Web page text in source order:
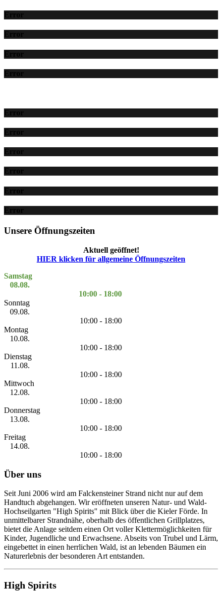
Error
Error
Error
Error
Error
Error
Error
Error
Error
Error
Unsere Öffnungszeiten
Aktuell geöffnet!
HIER klicken für allgemeine Öffnungszeiten
Samstag
08.08.
10:00 - 18:00
Sonntag
09.08.
10:00 - 18:00
Montag
10.08.
10:00 - 18:00
Dienstag
11.08.
10:00 - 18:00
Mittwoch
12.08.
10:00 - 18:00
Donnerstag
13.08.
10:00 - 18:00
Freitag
14.08.
10:00 - 18:00
Über uns
Seit Juni 2006 wird am Falckensteiner Strand nicht nur auf dem
Handtuch abgehangen. Wir eröffneten unseren Natur- und Wald-
Hochseilgarten "High Spirits" mit Blick über die Kieler Förde. In
unmittelbarer Strandnähe, oberhalb des öffentlichen Grillplatzes,
bietet die Anlage seitdem einen Ort voller Klettermöglichkeiten für
Kinder, Jugendliche und Erwachsene. Abseits von Trubel und Lärm,
eingebettet in einen herrlichen Wald, ist an lebenden Bäumen ein
Naturerlebnis der besonderen Art entstanden.
High Spirits